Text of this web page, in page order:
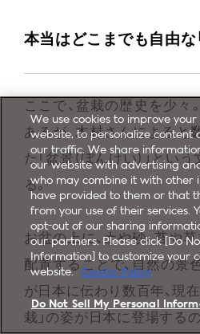
本当はどこまでも自由な
ここで、盆栽の歴史を少々
あるが、木村さんによると
た「盆景（ぼんけい）」とい
る。
お盆の上に、土や砂、苔や
配置することで、自然の景
が日本に伝わり数百年、現
栽」の姿が日本に登場する
We use cookies to improve
website, to personalize content
our traffic. We share
our website with advertising
who may combine it with other
have provided to them or that
from your use of their services.
opt-out of our sharing
our partners. Please click [Do
Information] to customize your
website. Cookie Policy
Do Not Sell My Personal